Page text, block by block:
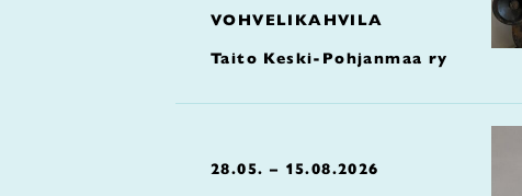
VOHVELIKAHVILA
Taito Keski-Pohjanmaa ry
28.05. – 15.08.2026